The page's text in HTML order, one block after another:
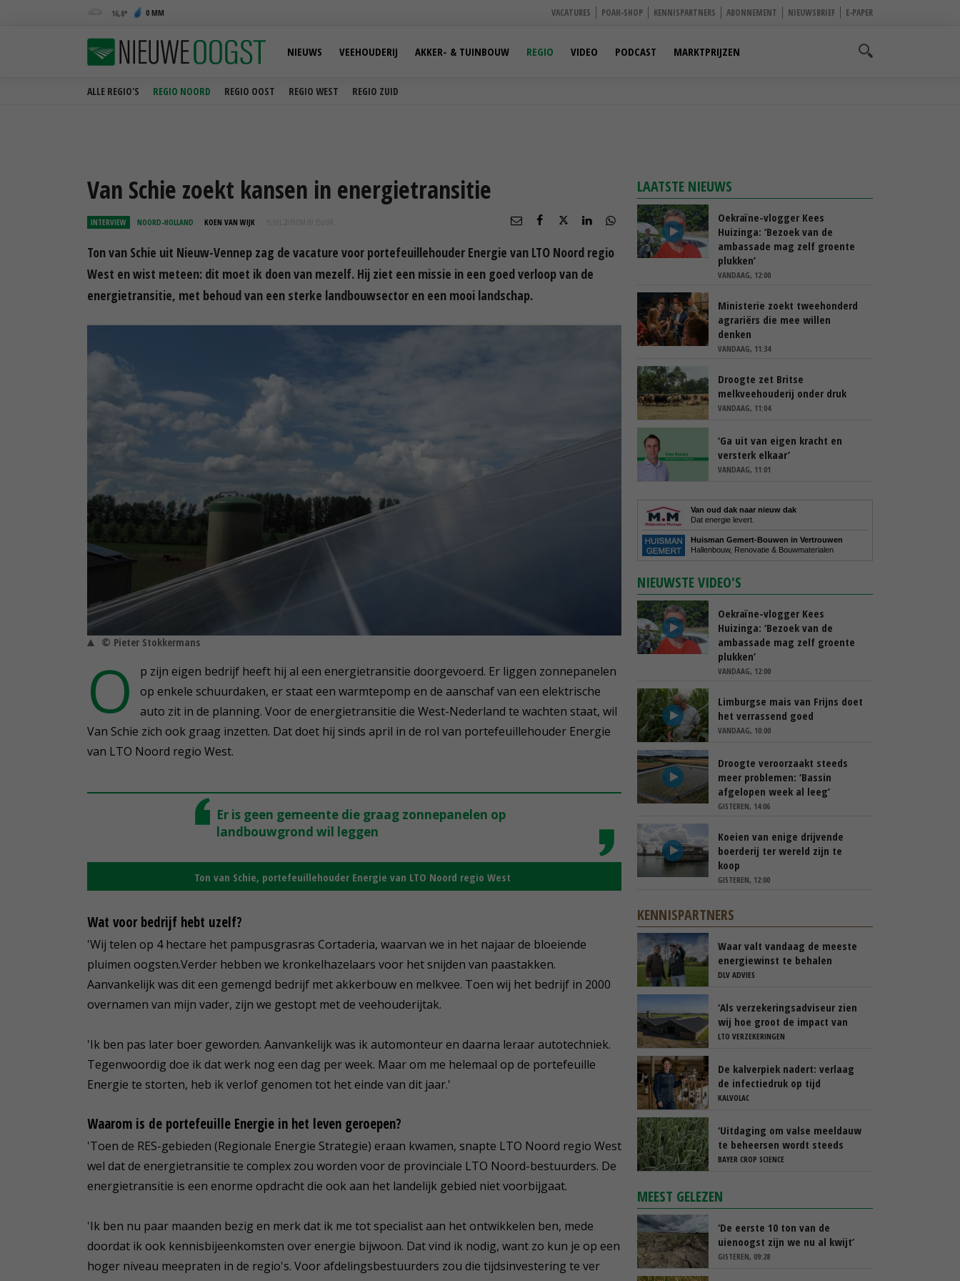
16,8 0 MM VACATURES POAH-SHOP KENNISPARTNERS ABONNEMENT NIEUWSBRIEF E-PAPER
ALLE REGIO'S REGIO NOORD REGIO OOST REGIO WEST REGIO ZUID
NIEUWS VEEHOUDERIJ AKKER- & TUINBOUW REGIO VIDEO PODCAST MARKTPRIJZEN
Van Schie zoekt kansen in energietransitie
INTERVIEW NOORD-HOLLAND KOEN VAN WIJK 15 JUL 2019 OM 09:15
Ton van Schie uit Nieuw-Vennep zag de vacature voor portefeuillehouder Energie van LTO Noord regio
West en wist meteen: dit moet ik doen van mezelf. Hij ziet een missie in een goed verloop van de
energietransitie, met behoud van een sterke landbouwsector en een mooi landschap.
© Pieter Stokkermans
O
p zijn eigen bedrijf heeft hij al een energietransitie doorgevoerd. Er liggen zonnepanelen
op enkele schuurdaken, er staat een warmtepomp en de aanschaf van een elektrische
auto zit in de planning. Voor de energietransitie die West-Nederland te wachten staat, wil
Van Schie zich ook graag inzetten. Dat doet hij sinds april in de rol van portefeuillehouder Energie
van LTO Noord regio West.
Er is geen gemeente die graag zonnepanelen op
landbouwgrond wil leggen
Ton van Schie, portefeuillehouder Energie van LTO Noord regio West
Wat voor bedrijf hebt uzelf?
'Wij telen op 4 hectare het pampusgrasras Cortaderia, waarvan we in het najaar de bloeiende
pluimen oogsten.Verder hebben we kronkelhazelaars voor het snijden van paastakken.
Aanvankelijk was dit een gemengd bedrijf met akkerbouw en melkvee. Toen wij het bedrijf in 2000
overnamen van mijn vader, zijn we gestopt met de veehouderijtak.
'Ik ben pas later boer geworden. Aanvankelijk was ik automonteur en daarna leraar autotechniek.
Tegenwoordig doe ik dat werk nog een dag per week. Maar om me helemaal op de portefeuille
Energie te storten, heb ik verlof genomen tot het einde van dit jaar.'
Waarom is de portefeuille Energie in het leven geroepen?
'Toen de RES-gebieden (Regionale Energie Strategie) eraan kwamen, snapte LTO Noord regio West
wel dat de energietransitie te complex zou worden voor de provinciale LTO Noord-bestuurders. De
energietransitie is een enorme opdracht die ook aan het landelijk gebied niet voorbijgaat.
'Ik ben nu paar maanden bezig en merk dat ik me tot specialist aan het ontwikkelen ben, mede
doordat ik ook kennisbijeenkomsten over energie bijwoon. Dat vind ik nodig, want zo kun je op een
hoger niveau meepraten in de regio's. Voor afdelingsbestuurders zou die tijdsinvestering te ver
LAATSTE NIEUWS
Oekraïne-vlogger Kees
Huizinga: ‘Bezoek van de
ambassade mag zelf groente
plukken’
VANDAAG, 12:00
Ministerie zoekt tweehonderd
agrariërs die mee willen
denken
VANDAAG, 11:34
Droogte zet Britse
melkveehouderij onder druk
VANDAAG, 11:04
‘Ga uit van eigen kracht en
versterk elkaar’
VANDAAG, 11:01
Van oud dak naar nieuw dak
Dat energie levert.
Huisman Gemert-Bouwen in Vertrouwen
Hallenbouw, Renovatie & Bouwmaterialen
NIEUWSTE VIDEO'S
Oekraïne-vlogger Kees
Huizinga: ‘Bezoek van de
ambassade mag zelf groente
plukken’
VANDAAG, 12:00
Limburgse mais van Frijns doet
het verrassend goed
VANDAAG, 10:00
Droogte veroorzaakt steeds
meer problemen: ‘Bassin
afgelopen week al leeg’
GISTEREN, 14:06
Koeien van enige drijvende
boerderij ter wereld zijn te
koop
GISTEREN, 12:00
KENNISPARTNERS
Waar valt vandaag de meeste
energiewinst te behalen
DLV ADVIES
‘Als verzekeringsadviseur zien
wij hoe groot de impact van
een stalbrand kan zijn’
LTO VERZEKERINGEN
De kalverpiek nadert: verlaag
de infectiedruk op tijd
KALVOLAC
‘Uitdaging om valse meeldauw
te beheersen wordt steeds
groter’
BAYER CROP SCIENCE
MEEST GELEZEN
‘De eerste 10 ton van de
uienoogst zijn we nu al kwijt’
GISTEREN, 09:28